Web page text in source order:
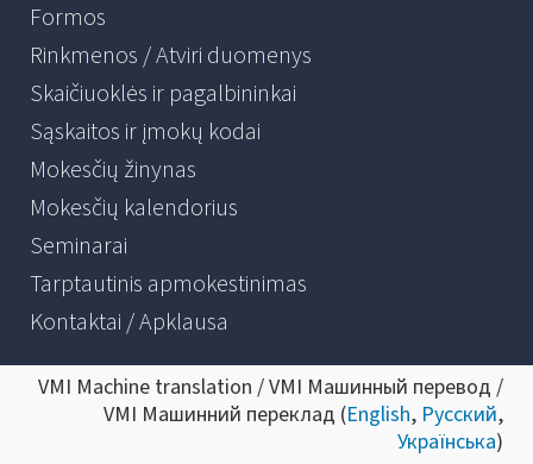
Formos
Rinkmenos / Atviri duomenys
Skaičiuoklės ir pagalbininkai
Sąskaitos ir įmokų kodai
Mokesčių žinynas
Mokesčių kalendorius
Seminarai
Tarptautinis apmokestinimas
Kontaktai / Apklausa
VMI Machine translation / VMI Машинный перевод /
VMI Машинний переклад (English, Русский,
Українська)